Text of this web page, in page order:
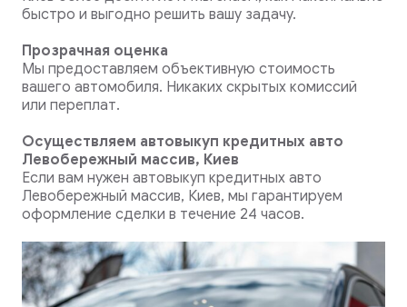
быстро и выгодно решить вашу задачу.
Прозрачная оценка
Мы предоставляем объективную стоимость
вашего автомобиля. Никаких скрытых комиссий
или переплат.
Осуществляем автовыкуп кредитных авто
Левобережный массив, Киев
Если вам нужен автовыкуп кредитных авто
Левобережный массив, Киев, мы гарантируем
оформление сделки в течение 24 часов.